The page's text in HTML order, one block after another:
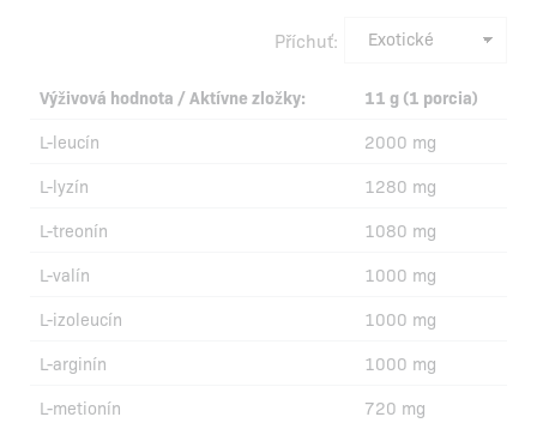
Příchuť:
Výživová hodnota / Aktívne zložky:
11 g (1 porcia)
L-leucín
2000 mg
L-lyzín
1280 mg
L-treonín
1080 mg
L-valín
1000 mg
L-izoleucín
1000 mg
L-arginín
1000 mg
L-metionín
720 mg